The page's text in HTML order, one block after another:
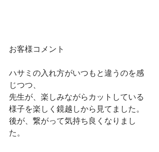
お客様コメント
ハサミの入れ方がいつもと違うのを感
じつつ、
先生が、楽しみながらカットしている
様子を楽しく鏡越しから見てました。
後が、繋がって気持ち良くなりまし
た。